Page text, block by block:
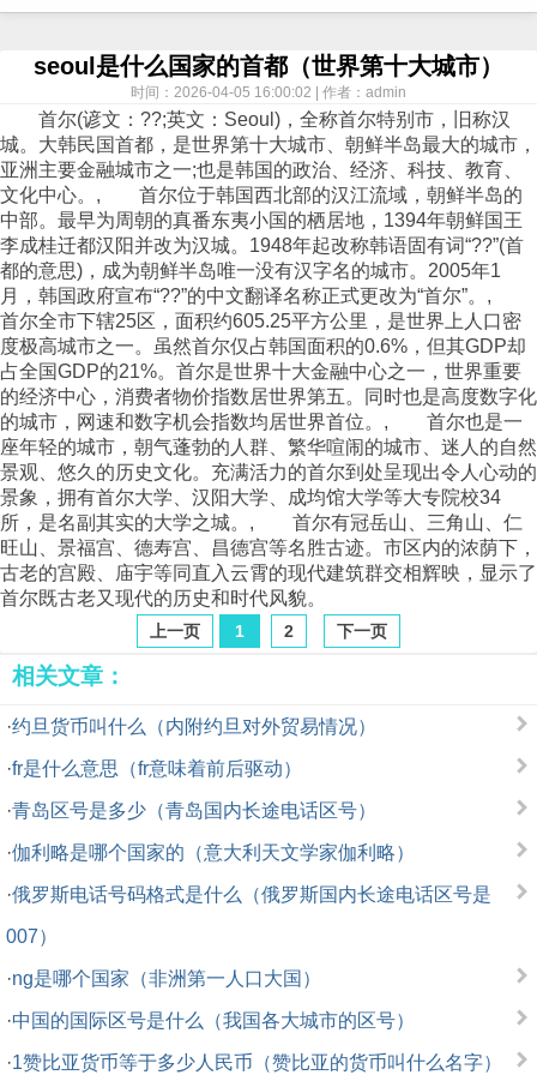
seoul是什么国家的首都（世界第十大城市）
时间：2026-04-05 16:00:02 | 作者：admin
首尔(谚文：??;英文：Seoul)，全称首尔特别市，旧称汉
城。大韩民国首都，是世界第十大城市、朝鲜半岛最大的城市，
亚洲主要金融城市之一;也是韩国的政治、经济、科技、教育、
文化中心。, 首尔位于韩国西北部的汉江流域，朝鲜半岛的
中部。最早为周朝的真番东夷小国的栖居地，1394年朝鲜国王
李成桂迁都汉阳并改为汉城。1948年起改称韩语固有词“??”(首
都的意思)，成为朝鲜半岛唯一没有汉字名的城市。2005年1
月，韩国政府宣布“??”的中文翻译名称正式更改为“首尔”。,
首尔全市下辖25区，面积约605.25平方公里，是世界上人口密
度极高城市之一。虽然首尔仅占韩国面积的0.6%，但其GDP却
占全国GDP的21%。首尔是世界十大金融中心之一，世界重要
的经济中心，消费者物价指数居世界第五。同时也是高度数字化
的城市，网速和数字机会指数均居世界首位。, 首尔也是一
座年轻的城市，朝气蓬勃的人群、繁华喧闹的城市、迷人的自然
景观、悠久的历史文化。充满活力的首尔到处呈现出令人心动的
景象，拥有首尔大学、汉阳大学、成均馆大学等大专院校34
所，是名副其实的大学之城。, 首尔有冠岳山、三角山、仁
旺山、景福宫、德寿宫、昌德宫等名胜古迹。市区内的浓荫下，
古老的宫殿、庙宇等同直入云霄的现代建筑群交相辉映，显示了
首尔既古老又现代的历史和时代风貌。
上一页 1 2 下一页
相关文章：
·约旦货币叫什么（内附约旦对外贸易情况）
·fr是什么意思（fr意味着前后驱动）
·青岛区号是多少（青岛国内长途电话区号）
·伽利略是哪个国家的（意大利天文学家伽利略）
·俄罗斯电话号码格式是什么（俄罗斯国内长途电话区号是
007）
·ng是哪个国家（非洲第一人口大国）
·中国的国际区号是什么（我国各大城市的区号）
·1赞比亚货币等于多少人民币（赞比亚的货币叫什么名字）